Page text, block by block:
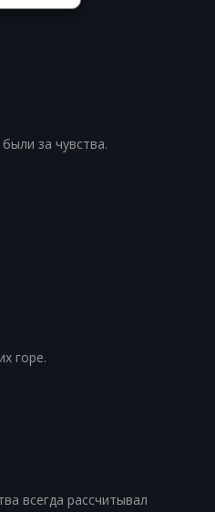
за чувства.
горе.
всегда рассчитывал